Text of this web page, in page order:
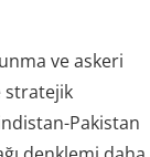
ve askeri
stratejik
Pakistan